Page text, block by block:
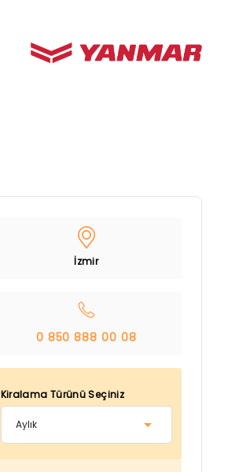
İzmir
0 850 888 00 08
Kiralama Türünü Seçiniz